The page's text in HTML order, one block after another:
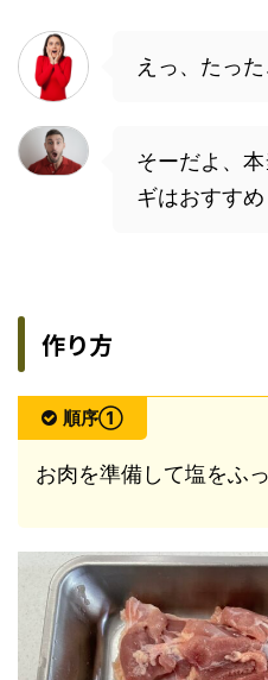
えっ、たっ
そーだよ、
ギはおすすめ
作り方
順序①
お肉を準備して塩をふ